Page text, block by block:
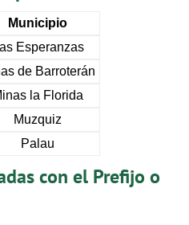
Municipio
Esperanzas
de Barroterán
la Florida
Muzquiz
Palau
con el Prefijo o